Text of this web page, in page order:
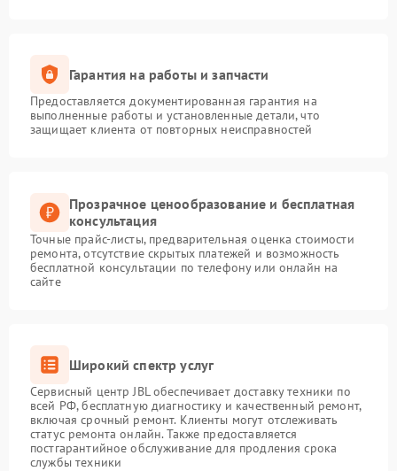
Гарантия на работы и запчасти
Предоставляется документированная гарантия на
выполненные работы и установленные детали, что
защищает клиента от повторных неисправностей
Прозрачное ценообразование и бесплатная
консультация
Точные прайс-листы, предварительная оценка стоимости
ремонта, отсутствие скрытых платежей и возможность
бесплатной консультации по телефону или онлайн на
сайте
Широкий спектр услуг
Сервисный центр JBL обеспечивает доставку техники по
всей РФ, бесплатную диагностику и качественный ремонт,
включая срочный ремонт. Клиенты могут отслеживать
статус ремонта онлайн. Также предоставляется
постгарантийное обслуживание для продления срока
службы техники